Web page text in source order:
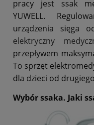
pracy jest ssak
YUWELL.
urządzenia sięga
elektryczny
przepływem
To sprzęt
dla dzieci od
Wybór ssaka. Jaki